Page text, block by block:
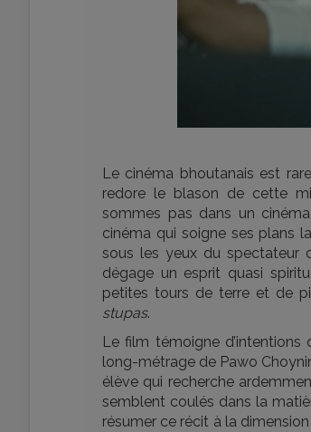
Le cinéma bhoutanais est
redore le blason de cette
sommes pas dans un
cinéma qui soigne ses plans
sous les yeux du spectateur
dégage un esprit quasi
petites tours de terre et de
stupas.
Le film témoigne
long-métrage de Pawo
élève qui recherche
semblent coulés dans la
résumer ce récit à la